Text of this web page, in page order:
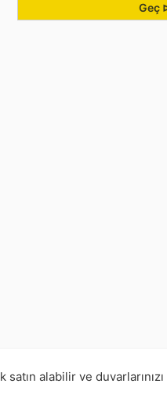
Geç
alabilir ve